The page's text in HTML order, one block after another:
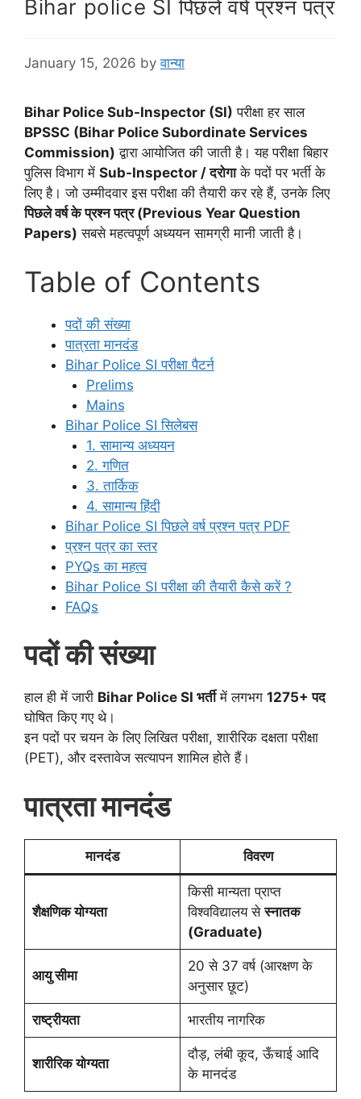
Bihar police SI पिछले वर्ष प्रश्न पत्र
January 15, 2026 byवान्या
Bihar Police Sub-Inspector (SI) परीक्षा हर साल
BPSSC (Bihar Police Subordinate Services
Commission) द्वारा आयोजित की जाती है। यह परीक्षा बिहार
पुलिस विभाग में Sub-Inspector / दरोगाके पदों पर भर्ती के
लिए है। जो उम्मीदवार इस परीक्षा की तैयारी कर रहे हैं, उनके लिए
पिछले वर्ष के प्रश्न पत्र (Previous Year Question
Papers) सबसे महत्वपूर्ण अध्ययन सामग्री मानी जाती है।
Table of Contents
पदों की संख्या
पात्रता मानदंड
Bihar Police SI परीक्षा पैटर्न
Prelims
Mains
Bihar Police SI सिलेबस
1. सामान्य अध्ययन
2. गणित
3. तार्किक
4. सामान्य हिंदी
Bihar Police SI पिछले वर्ष प्रश्न पत्र PDF
प्रश्न पत्र का स्तर
PYQs का महत्व
Bihar Police SI परीक्षा की तैयारी कैसे करें ?
FAQs
पदों की संख्या
हाल ही में जारी Bihar Police SI भर्तीमें लगभग 1275+ पद
घोषित किए गए थे।
इन पदों पर चयन के लिए लिखित परीक्षा, शारीरिक दक्षता परीक्षा
(PET), और दस्तावेज सत्यापन शामिल होते हैं।
पात्रता मानदंड
मानदंड विवरण
शैक्षणिक योग्यता
किसी मान्यता प्राप्त
विश्वविद्यालय सेस्नातक
(Graduate)
आयु सीमा
20 से 37 वर्ष (आरक्षण के
अनुसार छूट)
राष्ट्रीयता भारतीय नागरिक
शारीरिक योग्यता
दौड़, लंबी कूद, ऊँचाई आदि
के मानदंड